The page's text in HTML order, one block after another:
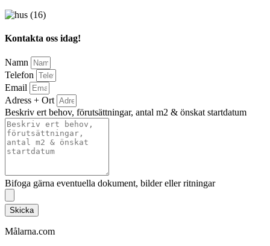
Kontakta oss idag!
Namn
Telefon
Email
Adress + Ort
Beskriv ert behov, förutsättningar, antal m2 & önskat startdatum
Bifoga gärna eventuella dokument, bilder eller ritningar
Skicka
Målarna.com